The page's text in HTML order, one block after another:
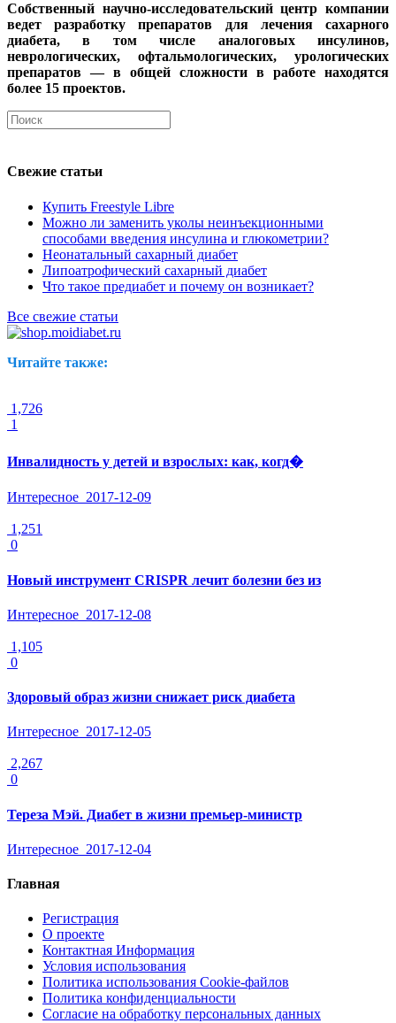
Собственный научно-исследовательский центр компании
ведет разработку препаратов для лечения сахарного
диабета, в том числе аналоговых инсулинов,
неврологических, офтальмологических, урологических
препаратов — в общей сложности в работе находятся
более 15 проектов.
Свежие статьи
Купить Freestyle Libre
Можно ли заменить уколы неинъекционными
способами введения инсулина и глюкометрии?
Неонатальный сахарный диабет
Липоатрофический сахарный диабет
Что такое предиабет и почему он возникает?
Все свежие статьи
Читайте также:
1,726
1
Инвалидность у детей и взрослых: как, когд�
Интересное 2017-12-09
1,251
0
Новый инструмент CRISPR лечит болезни без из
Интересное 2017-12-08
1,105
0
Здоровый образ жизни снижает риск диабета
Интересное 2017-12-05
2,267
0
Тереза Мэй. Диабет в жизни премьер-министр
Интересное 2017-12-04
Главная
Регистрация
О проекте
Контактная Информация
Условия использования
Политика использования Cookie-файлов
Политика конфиденциальности
Согласие на обработку персональных данных